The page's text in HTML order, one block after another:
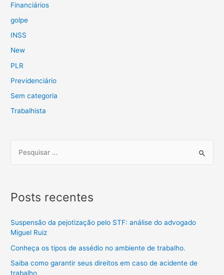
Financiários
golpe
INSS
New
PLR
Previdenciário
Sem categoria
Trabalhista
Posts recentes
Suspensão da pejotização pelo STF: análise do advogado
Miguel Ruiz
Conheça os tipos de assédio no ambiente de trabalho.
Saiba como garantir seus direitos em caso de acidente de
trabalho